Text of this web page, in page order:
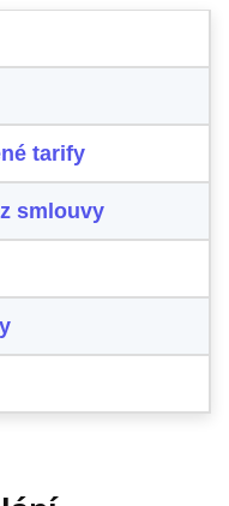
tarify
smlouvy